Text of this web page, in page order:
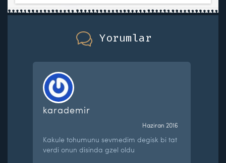
Yorumlar
karademir
Haziran 2016
Kakule tohumunu sevmedim degisk bi tat
verdi onun disinda gzel oldu